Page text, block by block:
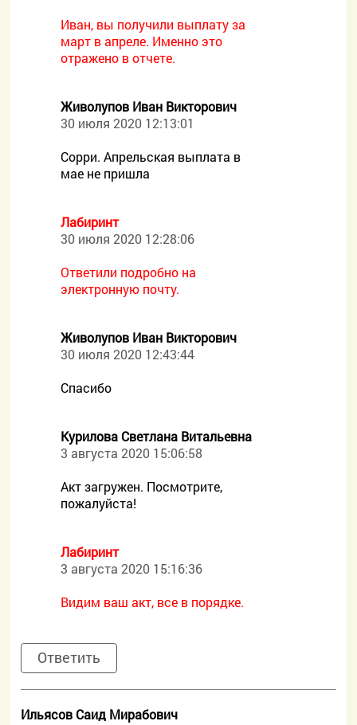
Иван, вы получили выплату за
март в апреле. Именно это
отражено в отчете.
Живолупов Иван Викторович
30 июля 2020 12:13:01
Сорри. Апрельская выплата в
мае не пришла
Лабиринт
30 июля 2020 12:28:06
Ответили подробно на
электронную почту.
Живолупов Иван Викторович
30 июля 2020 12:43:44
Спасибо
Курилова Светлана Витальевна
3 августа 2020 15:06:58
Акт загружен. Посмотрите,
пожалуйста!
Лабиринт
3 августа 2020 15:16:36
Видим ваш акт, все в порядке.
Ответить
Ильясов Саид Мирабович